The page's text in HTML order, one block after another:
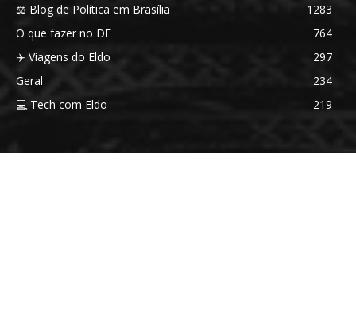
⚖️ Blog de Política em Brasília
1283
O que fazer no DF
764
✈️ Viagens do Eldo
297
Geral
234
💻 Tech com Eldo
219